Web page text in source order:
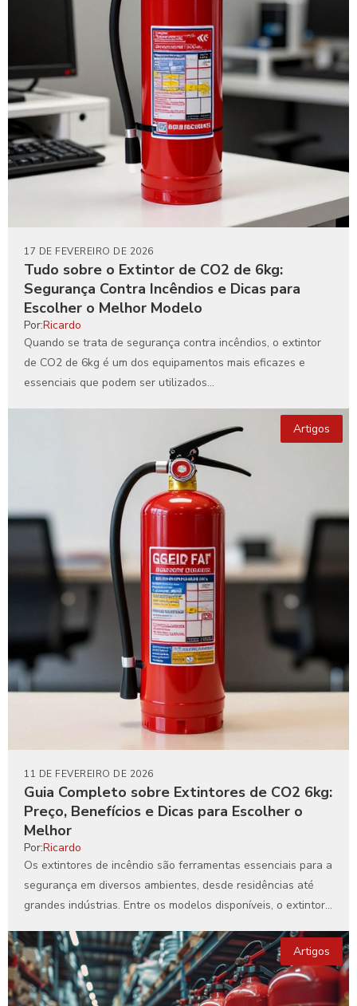
Tudo sobre o Extintor de CO2 de 6kg:
Segurança Contra Incêndios e Dicas para
Escolher o Melhor Modelo
17 DE FEVEREIRO DE 2026
Por:Ricardo
Quando se trata de segurança contra incêndios, o extintor
de CO2 de 6kg é um dos equipamentos mais eficazes e
essenciais que podem ser utilizados...
Artigos
Guia Completo sobre Extintores de CO2 6kg:
Preço, Benefícios e Dicas para Escolher o
Melhor
11 DE FEVEREIRO DE 2026
Por:Ricardo
Os extintores de incêndio são ferramentas essenciais para a
segurança em diversos ambientes, desde residências até
grandes indústrias. Entre os modelos disponíveis, o extintor
Artigos